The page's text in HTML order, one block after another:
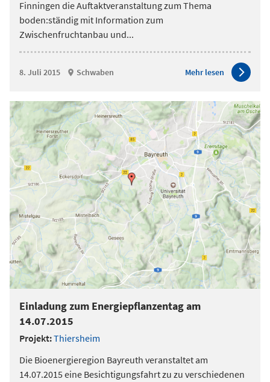
Finningen die Auftaktveranstaltung zum Thema
boden:ständig mit Information zum
Zwischenfruchtanbau und...
8. Juli 2015 Schwaben Mehr lesen
Einladung zum Energiepflanzentag am
14.07.2015
Projekt:Thiersheim
Die Bioenergieregion Bayreuth veranstaltet am
14.07.2015 eine Besichtigungsfahrt zu zu verschiedenen